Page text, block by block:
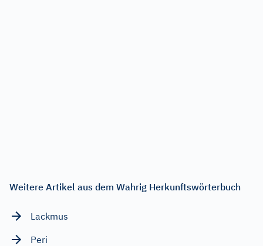
Weitere Artikel aus dem Wahrig Herkunftswörterbuch
Lackmus
Peri